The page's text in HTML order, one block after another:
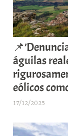
águilas
eólicos
17/12/2025
a